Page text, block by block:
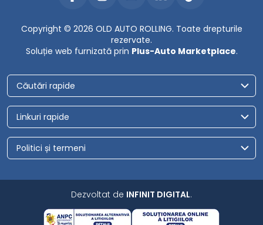
Copyright © 2026 OLD AUTO ROLLING. Toate drepturile
rezervate.
Soluție web furnizată prin Plus-Auto Marketplace.
Căutări rapide
Linkuri rapide
Politici și termeni
Dezvoltat de INFINIT DIGITAL.